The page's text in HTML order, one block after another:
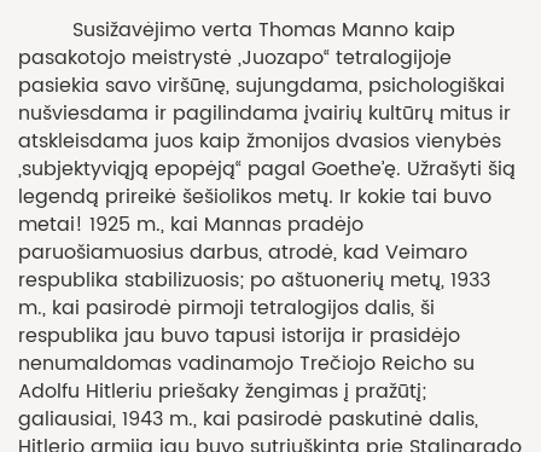
Susižavėjimo verta Thomas Manno kaip
pasakotojo meistrystė „Juozapo“ tetralogijoje
pasiekia savo viršūnę, sujungdama, psichologiškai
nušviesdama ir pagilindama įvairių kultūrų mitus ir
atskleisdama juos kaip žmonijos dvasios vienybės
„subjektyviąją epopėją“ pagal Goethe’ę. Užrašyti šią
legendą prireikė šešiolikos metų. Ir kokie tai buvo
metai! 1925 m., kai Mannas pradėjo
paruošiamuosius darbus, atrodė, kad Veimaro
respublika stabilizuosis; po aštuonerių metų, 1933
m., kai pasirodė pirmoji tetralogijos dalis, ši
respublika jau buvo tapusi istorija ir prasidėjo
nenumaldomas vadinamojo Trečiojo Reicho su
Adolfu Hitleriu priešaky žengimas į pražūtį;
galiausiai, 1943 m., kai pasirodė paskutinė dalis,